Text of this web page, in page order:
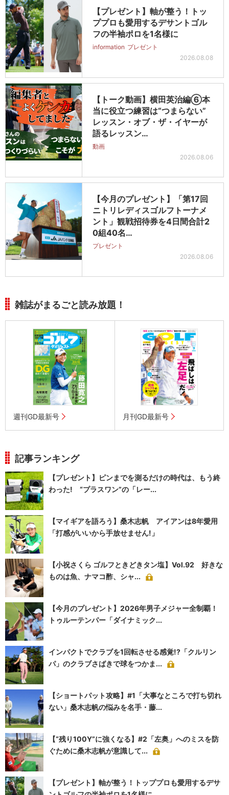
【プレゼント】軸が整う！トッ
ププロも愛用するデサントゴル
フの半袖ポロを1名様に
information プレゼント
2026.08.08
【トーク動画】横田英治編⑥本
当に役立つ練習は“つまらない”
レッスン・オブ・ザ・イヤーが
語るレッスン…
動画
2026.08.06
【今月のプレゼント】「第17回
ニトリレディスゴルフトーナメ
ント」観戦招待券を4日間合計2
0組40名…
プレゼント
2026.08.06
雑誌がまるごと読み放題！
週刊GD最新号 月刊GD最新号
記事ランキング
【プレゼント】ピンまでを測るだけの時代は、もう終
わった! “プラスワン”の「レー...
【マイギアを語ろう】桑木志帆 アイアンは8年愛用
「打感がいいから手放せません!」
【小祝さくら ゴルフときどきタン塩】Vol.92 好きな
ものは魚、ナマコ酢、シャ...
【今月のプレゼント】2026年男子メジャー全制覇！
トゥルーテンパー「ダイナミック...
インパクトでクラブを1回転させる感覚!?「クルリン
パ」のクラブさばきで球をつかま...
【ショートパット攻略】#1「大事なところで打ち切れ
ない」桑木志帆の悩みを名手・藤...
【“残り100Y”に強くなる】#2「左奥」へのミスを防
ぐために桑木志帆が意識して...
【プレゼント】軸が整う！トッププロも愛用するデサ